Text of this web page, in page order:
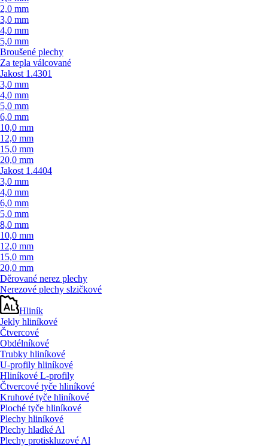
2,0 mm
3,0 mm
4,0 mm
5,0 mm
Broušené plechy
Za tepla válcované
Jakost 1.4301
3,0 mm
4,0 mm
5,0 mm
6,0 mm
10,0 mm
12,0 mm
15,0 mm
20,0 mm
Jakost 1.4404
3,0 mm
4,0 mm
6,0 mm
5,0 mm
8,0 mm
10,0 mm
12,0 mm
15,0 mm
20,0 mm
Děrované nerez plechy
Nerezové plechy slzičkové
Hliník
Jekly hliníkové
Čtvercové
Obdélníkové
Trubky hliníkové
U-profily hliníkové
Hliníkové L-profily
Čtvercové tyče hliníkové
Kruhové tyče hliníkové
Ploché tyče hliníkové
Plechy hliníkové
Plechy hladké Al
Plechy protiskluzové Al